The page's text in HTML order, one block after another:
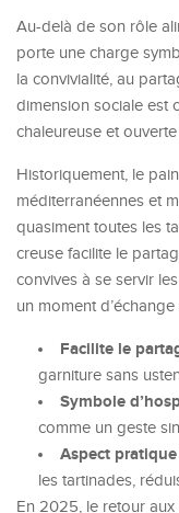
Au-delà de son rôle
porte une charge
la convivialité, au
dimension sociale est
chaleureuse et
Historiquement, le
méditerranéennes et
quasiment toutes les
creuse facilite le
convives à se servir
un moment
Facilite le
garniture sans
Symbole
comme un geste
Aspect pratique
les tartinades,
En 2025, le retour